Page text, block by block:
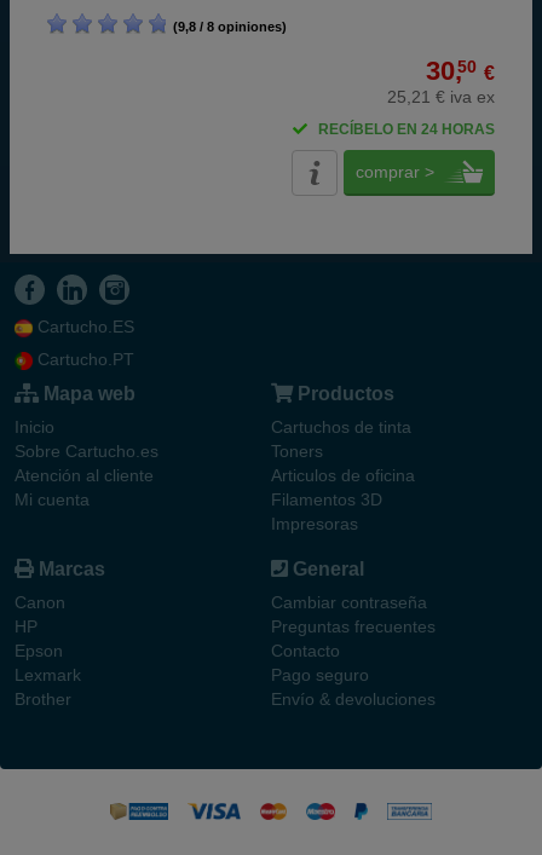
(9,8 / 8 opiniones)
30,50 €
25,21 € iva ex
RECÍBELO EN 24 HORAS
comprar >
Cartucho.ES
Cartucho.PT
Mapa web
Inicio
Sobre Cartucho.es
Atención al cliente
Mi cuenta
Productos
Cartuchos de tinta
Toners
Articulos de oficina
Filamentos 3D
Impresoras
Marcas
Canon
HP
Epson
Lexmark
Brother
General
Cambiar contraseña
Preguntas frecuentes
Contacto
Pago seguro
Envío & devoluciones